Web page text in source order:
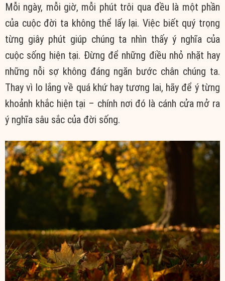
Mỗi ngày, mỗi giờ, mỗi phút trôi qua đều là một phần
của cuộc đời ta không thể lấy lại. Việc biết quý trọng
từng giây phút giúp chúng ta nhìn thấy ý nghĩa của
cuộc sống hiện tại. Đừng để những điều nhỏ nhặt hay
những nỗi sợ không đáng ngăn bước chân chúng ta.
Thay vì lo lắng về quá khứ hay tương lai, hãy để ý từng
khoảnh khắc hiện tại – chính nơi đó là cánh cửa mở ra
ý nghĩa sâu sắc của đời sống.